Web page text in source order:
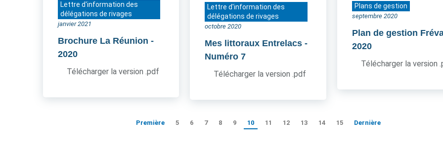
Lettre d'information des
délégations de rivages
janvier 2021
Brochure La Réunion -
2020
Télécharger la version .pdf
Lettre d'information des
délégations de rivages
octobre 2020
Mes littoraux Entrelacs -
Numéro 7
Télécharger la version .pdf
Plans de gestion
septembre 2020
Plan de gestion
2020
Télécharger la version
Première 5 6 7 8 9 10 11 12 13 14 15 Dernière